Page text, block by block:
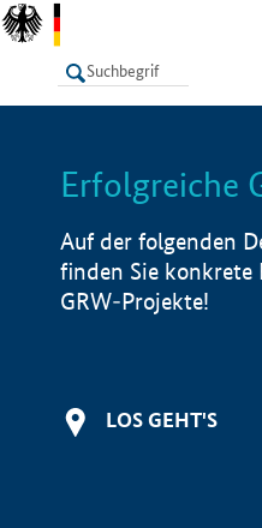
LISTE
Erfolgreiche
Auf der folgenden
finden Sie konkrete
GRW-Projekte!
LOS GEHT'S